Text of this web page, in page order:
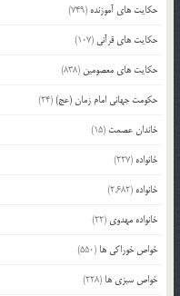
حکایت های آموزنده (749)
حکایت های قرآنی (107)
حکایت های معصومین (838)
حکومت جهانی امام زمان (عج)(24)
خاندان عصمت (15)
خانواده (227)
خانواده (2,682)
خانواده مهدوی (22)
خواص خوراکی ها (550)
خواص سبزی ها (228)